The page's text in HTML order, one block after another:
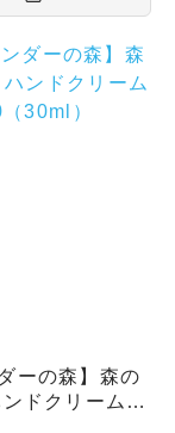
ーの森】森の
ドクリーム
）